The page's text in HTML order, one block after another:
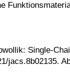
Single-
jacs.8b02135.